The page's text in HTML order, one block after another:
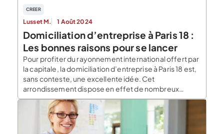
CREER
Lusset M. 1 Août 2024
Domiciliation d’entreprise à Paris 18 :
Les bonnes raisons pour se lancer
Pour profiter du rayonnement international offert par
la capitale, la domiciliation d’entreprise à Paris 18 est,
sans conteste, une excellente idée. Cet
arrondissement dispose en effet de nombreux
atouts pour un entrepreneur. Sa situation stratégique
ou encore la disponibilité de nombreuses offres
immobilières de qualité sont autant de motifs qui
justifient d’y domicilier son entreprise. Tout […]